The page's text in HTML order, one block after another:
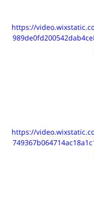
https://
https://